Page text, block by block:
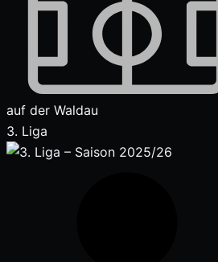
auf der Waldau
3. Liga